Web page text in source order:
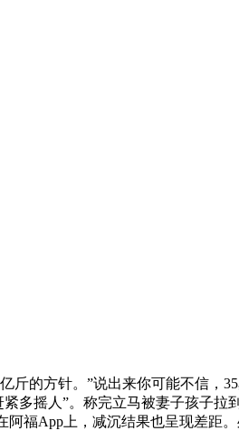
的方针。”说出来你可能不信，
多摇人”。称完立马被妻子孩子拉
福App上，减沉结果也呈现差距